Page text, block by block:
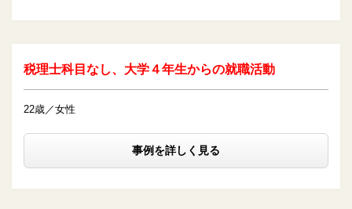
税理士科目なし、大学４年生からの就職活動
22歳／女性
事例を詳しく見る